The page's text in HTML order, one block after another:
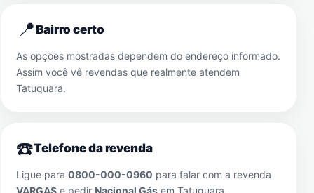
📍Bairro certo
As opções mostradas dependem do endereço informado.
Assim você vê revendas que realmente atendem
Tatuquara.
☎️Telefone da revenda
Ligue para 0800-000-0960 para falar com a revenda
VARGAS e pedir Nacional Gás em Tatuquara.